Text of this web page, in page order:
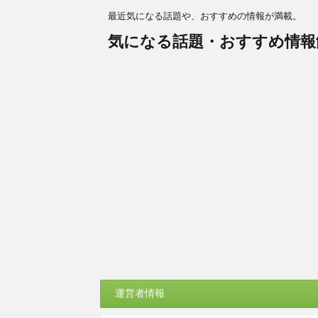
最近気になる話題や、おすすめの情報が満載。
気になる話題・おすすめ情
運営者情報